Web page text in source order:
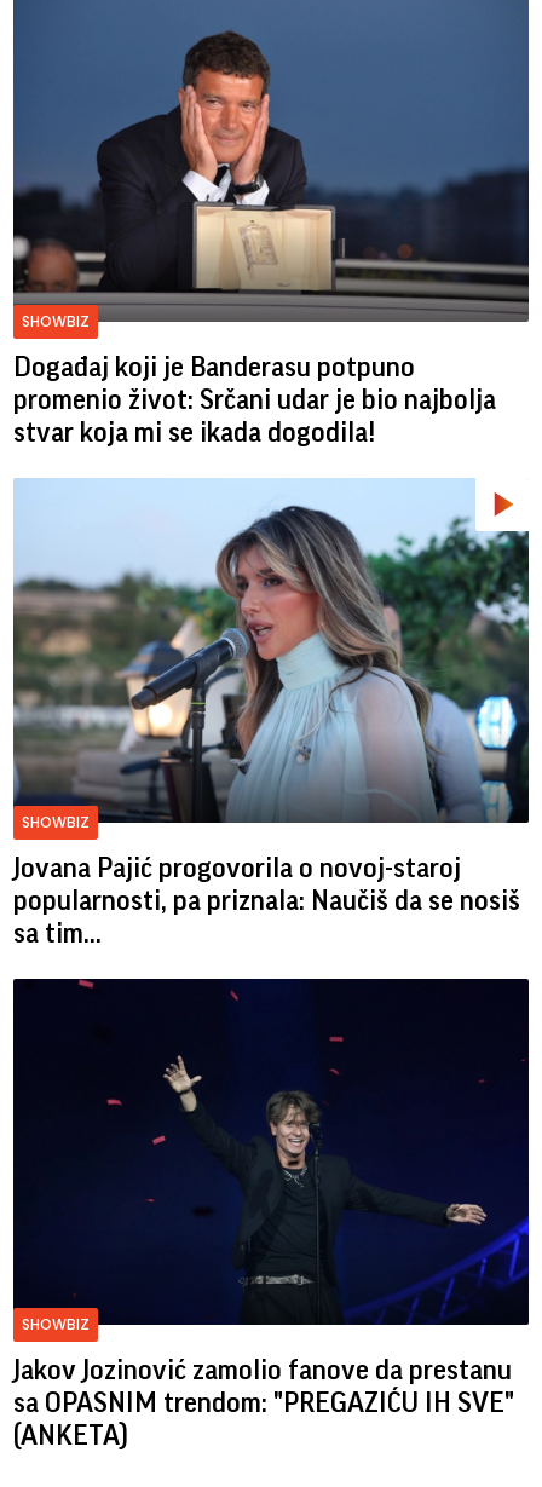
SHOWBIZ
Događaj koji je Banderasu potpuno
promenio život: Srčani udar je bio najbolja
stvar koja mi se ikada dogodila!
SHOWBIZ
Jovana Pajić progovorila o novoj-staroj
popularnosti, pa priznala: Naučiš da se nosiš
sa tim...
SHOWBIZ
Jakov Jozinović zamolio fanove da prestanu
sa OPASNIM trendom: "PREGAZIĆU IH SVE"
(ANKETA)